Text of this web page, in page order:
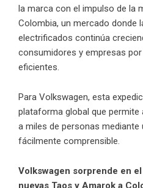
la marca con el impulso de la
Colombia, un mercado donde
electrificados continúa
consumidores y empresas
eficientes.
Para Volkswagen, esta
plataforma global que
a miles de personas mediante
fácilmente comprensible.
Volkswagen sorprende en
nuevas Taos y Amarok a